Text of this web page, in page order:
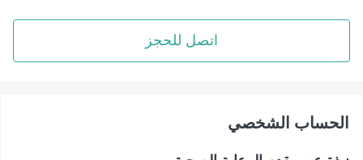
اتصل للحجز
اﻟﺤﺴﺎﺏ اﻟﺸﺨﺼﻲ